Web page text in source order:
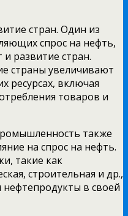
стран. Один из
спрос на нефть,
и развитие стран.
страны увеличивают
ресурсах, включая
товаров и
также
на спрос на нефть.
такие как
строительная и др.,
в своей